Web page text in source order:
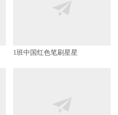
1班中国红色笔刷星星